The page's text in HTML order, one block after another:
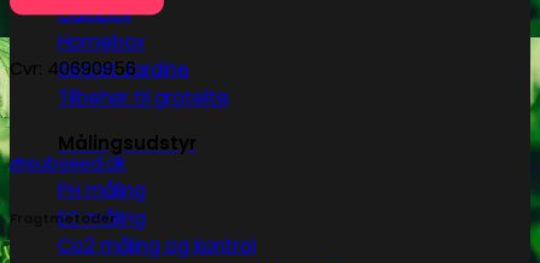
Cultibox
Homebox
Secret Jardine
Tilbehør til grotelte
Målingsudstyr
PH måling
EC måling
Co2 måling og kontrol
Cvr: 40690956
@subseed.dk
Fragtmetoder